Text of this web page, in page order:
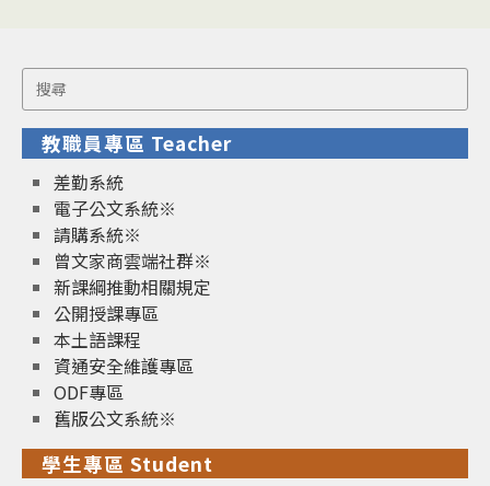
Search
for:
教職員專區 Teacher
差勤系統
電子公文系統※
請購系統※
曾文家商雲端社群※
新課綱推動相關規定
公開授課專區
本土語課程
資通安全維護專區
ODF專區
舊版公文系統※
學生專區 Student